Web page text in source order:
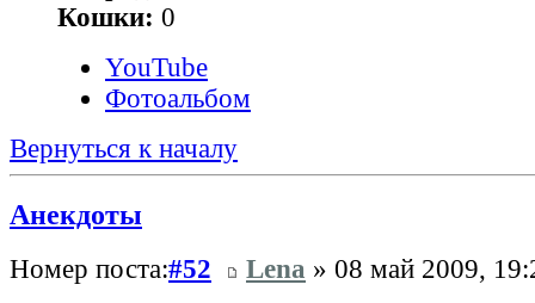
Кошки: 0
YouTube
Фотоальбом
Вернуться к началу
Анекдоты
Номер поста:#52 Lena » 08 май 2009,